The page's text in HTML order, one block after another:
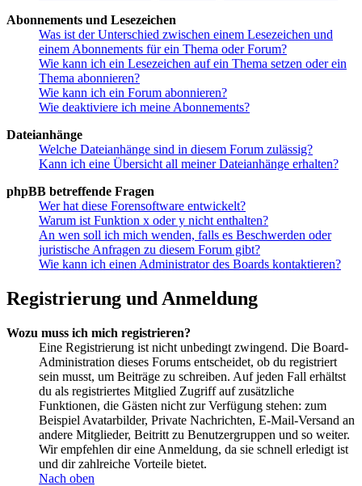
Abonnements und Lesezeichen
Was ist der Unterschied zwischen einem Lesezeichen und
einem Abonnements für ein Thema oder Forum?
Wie kann ich ein Lesezeichen auf ein Thema setzen oder ein
Thema abonnieren?
Wie kann ich ein Forum abonnieren?
Wie deaktiviere ich meine Abonnements?
Dateianhänge
Welche Dateianhänge sind in diesem Forum zulässig?
Kann ich eine Übersicht all meiner Dateianhänge erhalten?
phpBB betreffende Fragen
Wer hat diese Forensoftware entwickelt?
Warum ist Funktion x oder y nicht enthalten?
An wen soll ich mich wenden, falls es Beschwerden oder
juristische Anfragen zu diesem Forum gibt?
Wie kann ich einen Administrator des Boards kontaktieren?
Registrierung und Anmeldung
Wozu muss ich mich registrieren?
Eine Registrierung ist nicht unbedingt zwingend. Die Board-
Administration dieses Forums entscheidet, ob du registriert
sein musst, um Beiträge zu schreiben. Auf jeden Fall erhältst
du als registriertes Mitglied Zugriff auf zusätzliche
Funktionen, die Gästen nicht zur Verfügung stehen: zum
Beispiel Avatarbilder, Private Nachrichten, E-Mail-Versand an
andere Mitglieder, Beitritt zu Benutzergruppen und so weiter.
Wir empfehlen dir eine Anmeldung, da sie schnell erledigt ist
und dir zahlreiche Vorteile bietet.
Nach oben